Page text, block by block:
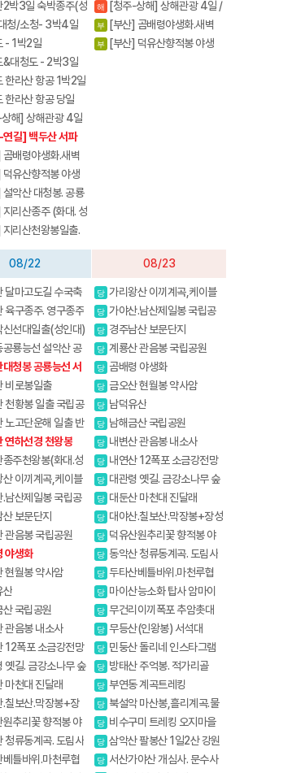
박3일 숙박종주(성
청/소청- 3박4일
- 1박2일
대청도 - 2박3일
한라산 항공 1박2일
한라산 항공 당일
해] 상해관광 4일
5일
길] 백두산 서파
4일/4박5일
배령야생화.새벽
의천국
유산향적봉 야생
악산 대청봉. 공룡
리산종주 (화대. 성
스
리산천왕봉일출.
해 [청주-상해] 상해관광 4일 /
상해+황산 5일
부 [부산] 곰배령야생화.새벽
출발.야생화의천국
부 [부산] 덕유산향적봉 야생
08/22
달마고도길 수국축
육구종주. 영구종주
선대일출(성인대)
자길
룡능선 설악산 공
동출발)
청봉 공룡능선 서
사
비로봉일출
천황봉 일출 국립공
노고단운해 일출 반
계곡
연하선경 천왕봉
주천왕봉(화대.성
이끼계곡,케이블
)
남산제일봉 국립공
보문단지
관음봉 국립공원
야생화
현월봉 약사암
산
국립공원
관음봉 내소사
12폭포 소금강전망
옛길. 금강소나무 숲
마천대 진달래
칠보산.막장봉+장
추리꽃 향적봉 야
청류동계곡. 도림사
틀바위.마천루협
08/23
당 가리왕산 이끼계곡,케이블
카(여행코스)
당 가야산.남산제일봉 국립공
원
당 경주남산 보문단지
당 계룡산 관음봉 국립공원
당 곰배령 야생화
당 금오산 현월봉 약사암
당 남덕유산
당 남해금산 국립공원
당 내변산 관음봉 내소사
당 내연산 12폭포 소금강전망
대
당 대관령 옛길. 금강소나무 숲
길
당 대둔산 마천대 진달래
당 대야산.칠보산.막장봉+장성
봉
당 덕유산원추리꽃 향적봉 야
생화
당 동악산 청류동계곡. 도림사
당 두타산베틀바위.마천루협
곡
당 마이산능소화 탑사 암마이
봉
당 무건리이끼폭포 추암촛대
바위
당 무등산(인왕봉) 서석대
당 민둥산 돌리네 인스타그램
핫플레이스
당 방태산 주억봉. 적가리골
당 부연동 계곡트레킹
당 북설악 마산봉,흘리계곡.물
굽이계곡
당 비수구미 트레킹 오지마을
당 삼악산 팔봉산 1일2산 강원
20대명산
당 서산가야산 개심사. 문수사